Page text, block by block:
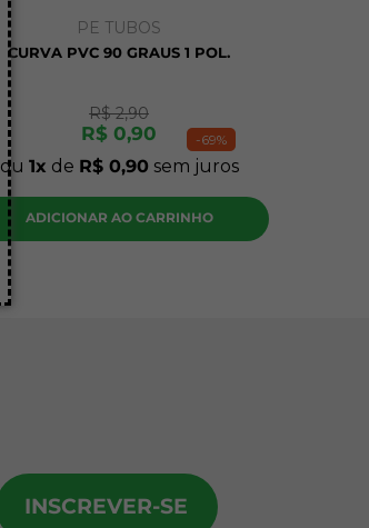
-69%
PE TUBOS
CURVA PVC 90 GRAUS 1 POL.
R$ 2,90
R$ 0,90
ou 1 de R$ 0,90 sem juros
ADICIONAR AO CARRINHO
INSCREVER-SE